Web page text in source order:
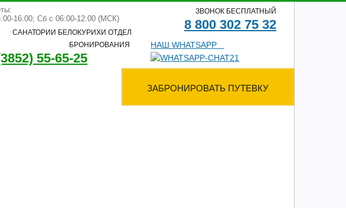
16:00; Сб с 06:00-12:00 (МСК)
САНАТОРИИ БЕЛОКУРИХИ ОТДЕЛ
БРОНИРОВАНИЯ
55-65-25
ЗВОНОК БЕСПЛАТНЫЙ
8 800 302 75 32
НАШ WHATSAPP
ЗАБРОНИРОВАТЬ ПУТЕВКУ